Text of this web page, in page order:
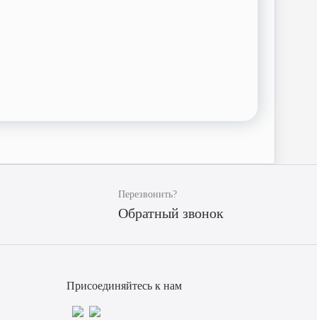
Перезвонить?
Обратный звонок
Присоединяйтесь к нам